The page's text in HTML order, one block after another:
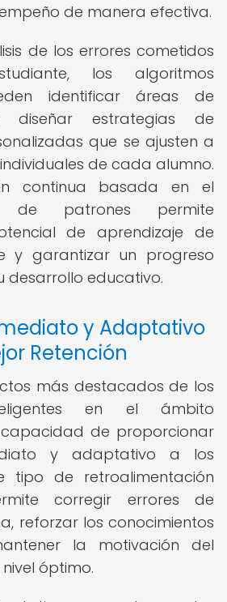
de manera efectiva.
de los errores cometidos
los algoritmos
identificar áreas de
diseñar estrategias de
que se ajusten a
de cada alumno.
continua basada en el
de patrones permite
de aprendizaje de
y garantizar un progreso
desarrollo educativo.
y Adaptativo
Retención
más destacados de los
en el ámbito
de proporcionar
y adaptativo a los
tipo de retroalimentación
corregir errores de
reforzar los conocimientos
la motivación del
óptimo.